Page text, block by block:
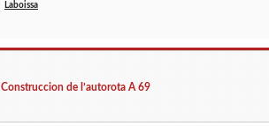
Laboissa
Construccion de l’autorota A 69